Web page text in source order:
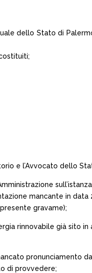
dello Stato di
e l’Avvocato dello
mancante in
gravame);
rinnovabile già sito
pronunciamento
di provvedere;